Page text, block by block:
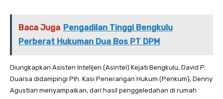
Baca Juga Pengadilan Tinggi Bengkulu
Perberat Hukuman Dua Bos PT DPM
Diungkapkan Asisten Intelijen (Asintel) Kejati Bengkulu, David P.
Duarsa didampingi Plh. Kasi Penerangan Hukum (Penkum), Denny
Agustian menyampaikan, dari hasil penggeledahan di rumah